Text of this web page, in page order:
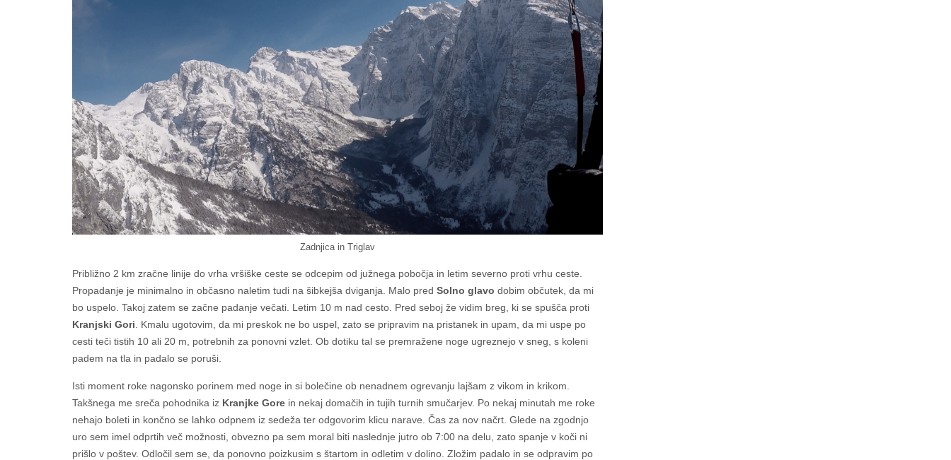
Zadnjica in Triglav
Približno 2 km zračne linije do vrha vršiške ceste se odcepim od južnega pobočja in letim severno proti vrhu ceste.
Propadanje je minimalno in občasno naletim tudi na šibkejša dviganja. Malo pred Solno glavo dobim občutek, da mi
bo uspelo. Takoj zatem se začne padanje večati. Letim 10 m nad cesto. Pred seboj že vidim breg, ki se spušča proti
Kranjski Gori . Kmalu ugotovim, da mi preskok ne bo uspel, zato se pripravim na pristanek in upam, da mi uspe po
cesti teči tistih 10 ali 20 m, potrebnih za ponovni vzlet. Ob dotiku tal se premražene noge ugreznejo v sneg, s koleni
padem na tla in padalo se poruši.
Isti moment roke nagonsko porinem med noge in si bolečine ob nenadnem ogrevanju lajšam z vikom in krikom.
Takšnega me sreča pohodnika iz Kranjke Gore in nekaj domačih in tujih turnih smučarjev. Po nekaj minutah me roke
nehajo boleti in končno se lahko odpnem iz sedeža ter odgovorim klicu narave. Čas za nov načrt. Glede na zgodnjo
uro sem imel odprtih več možnosti, obvezno pa sem moral biti naslednje jutro ob 7:00 na delu, zato spanje v koči ni
prišlo v poštev. Odločil sem se, da ponovno poizkusim s štartom in odletim v dolino. Zložim padalo in se odpravim po